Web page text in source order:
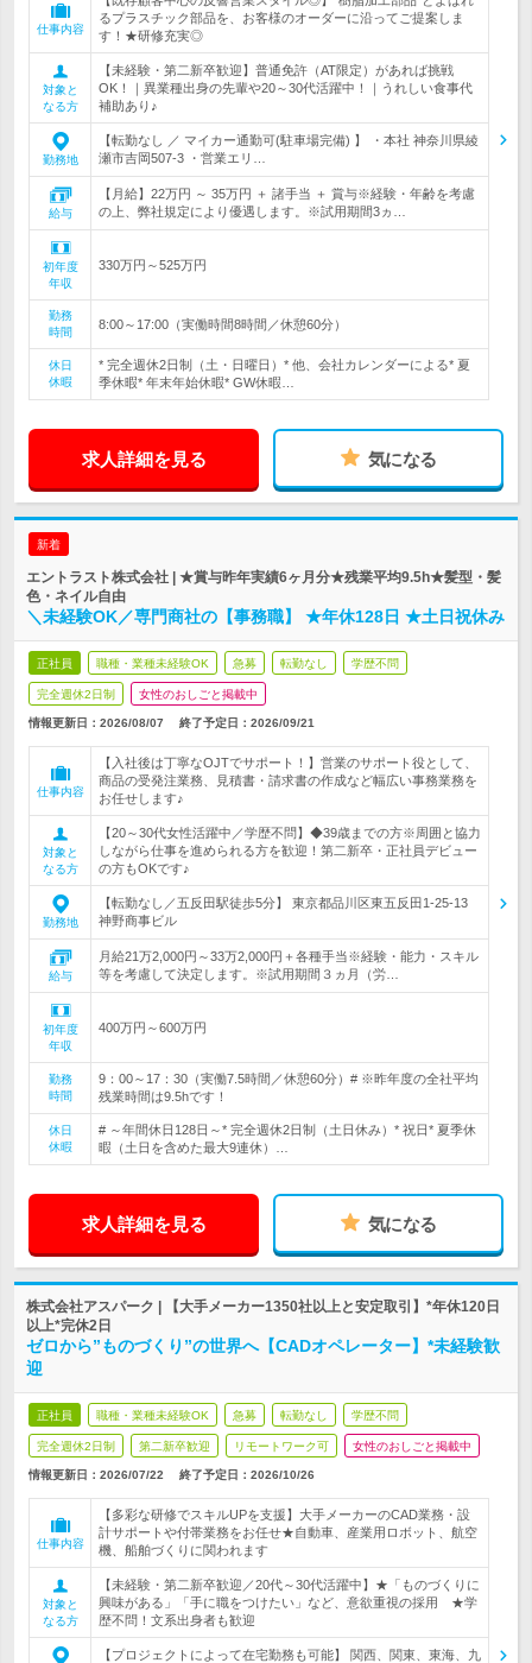
仕事内容
るプラスチック部品を、お客様のオーダーに沿ってご提案しま
す！★研修充実◎
対象と
なる方
【未経験・第二新卒歓迎】普通免許（AT限定）があれば挑戦
OK！｜異業種出身の先輩や20～30代活躍中！｜うれしい食事代
補助あり♪
勤務地
【転勤なし ／ マイカー通勤可(駐車場完備) 】 ・本社 神奈川県綾
瀬市吉岡507-3 ・営業エリ…
給与
【月給】22万円 ～ 35万円 ＋ 諸手当 ＋ 賞与※経験・年齢を考慮
の上、弊社規定により優遇します。※試用期間3ヵ…
初年度
年収
330万円～525万円
勤務
時間
8:00～17:00（実働時間8時間／休憩60分）
休日
休暇
* 完全週休2日制（土・日曜日）* 他、会社カレンダーによる* 夏
季休暇* 年末年始休暇* GW休暇…
求人詳細を見る 気になる
新着
エントラスト株式会社 | ★賞与昨年実績6ヶ月分★残業平均9.5h★髪型・髪
色・ネイル自由
＼未経験OK／専門商社の【事務職】 ★年休128日 ★土日祝休み
正社員 職種・業種未経験OK 急募 転勤なし 学歴不問
完全週休2日制 女性のおしごと掲載中
情報更新日：2026/08/07 終了予定日： 2026/09/21
仕事内容
【入社後は丁寧なOJTでサポート！】営業のサポート役として、
商品の受発注業務、見積書・請求書の作成など幅広い事務業務を
お任せします♪
対象と
なる方
【20～30代女性活躍中／学歴不問】◆39歳までの方※周囲と協力
しながら仕事を進められる方を歓迎！第二新卒・正社員デビュー
の方もOKです♪
勤務地
【転勤なし／五反田駅徒歩5分】 東京都品川区東五反田1-25-13
神野商事ビル
給与
月給21万2,000円～33万2,000円＋各種手当※経験・能力・スキル
等を考慮して決定します。※試用期間３ヵ月（労…
初年度
年収
400万円～600万円
勤務
時間
9：00～17：30（実働7.5時間／休憩60分）# ※昨年度の全社平均
残業時間は9.5hです！
休日
休暇
# ～年間休日128日～* 完全週休2日制（土日休み）* 祝日* 夏季休
暇（土日を含めた最大9連休）…
求人詳細を見る 気になる
株式会社アスパーク | 【大手メーカー1350社以上と安定取引】*年休120日
以上*完休2日
ゼロから”ものづくり”の世界へ【CADオペレーター】*未経験歓
迎
正社員 職種・業種未経験OK 急募 転勤なし 学歴不問
完全週休2日制 第二新卒歓迎 リモートワーク可 女性のおしごと掲載中
情報更新日：2026/07/22 終了予定日： 2026/10/26
仕事内容
【多彩な研修でスキルUPを支援】大手メーカーのCAD業務・設
計サポートや付帯業務をお任せ★自動車、産業用ロボット、航空
機、船舶づくりに関われます
対象と
なる方
【未経験・第二新卒歓迎／20代～30代活躍中】★「ものづくりに
興味がある」「手に職をつけたい」など、意欲重視の採用 ★学
歴不問！文系出身者も歓迎
【プロジェクトによって在宅勤務も可能】 関西、関東、東海、九